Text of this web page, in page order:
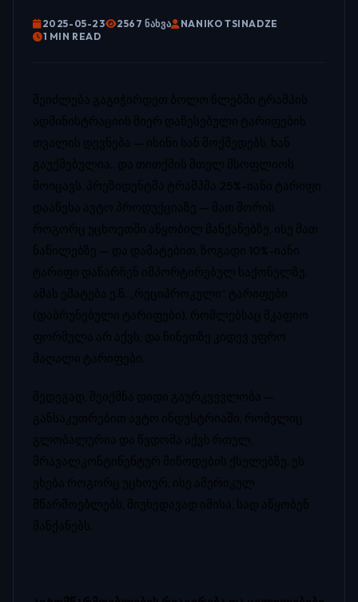
2025-05-23 2567 ᲜᲐᲮᲕᲐ
NANIKO TSINADZE
1 MIN READ
შეიძლება გაგიჭირდეთ ბოლო წლებში ტრამპის
ადმინისტრაციის მიერ დაწესებული ტარიფების
თვალის დევნება — ისინი ხან მოქმედებს, ხან
გაუქმებულია.. და თითქმის მთელ მსოფლიოს
მოიცავს. პრეზიდენტმა ტრამპმა 25%-იანი ტარიფი
დააწესა ავტო პროდუქციაზე — მათ შორის
როგორც უცხოეთში აწყობილ მანქანებზე, ისე მათ
ნაწილებზე — და დამატებით, ზოგადი 10%-იანი
ტარიფი დანარჩენ იმპორტირებულ საქონელზე.
ამას ემატება ე.წ. „რეციპროკული“ ტარიფები
(დაბრუნებული ტარიფები), რომლებსაც მკაფიო
ფორმულა არ აქვს, და ჩინეთზე კიდევ უფრო
მაღალი ტარიფები.
შედეგად, შეიქმნა დიდი გაურკვევლობა —
განსაკუთრებით ავტო ინდუსტრიაში, რომელიც
გლობალურია და წვდომა აქვს რთულ,
მრავალკონტინენტურ მიწოდების ქსელებზე. ეს
ეხება როგორც უცხოურ, ისე ამერიკულ
მწარმოებლებს, მიუხედავად იმისა, სად აწყობენ
მანქანებს.